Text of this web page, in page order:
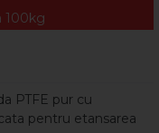
100kg
PTFE pur cu
pentru etansarea